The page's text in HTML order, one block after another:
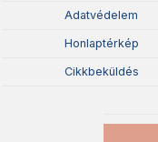
Adatvédelem
Honlaptérkép
Cikkbeküldés